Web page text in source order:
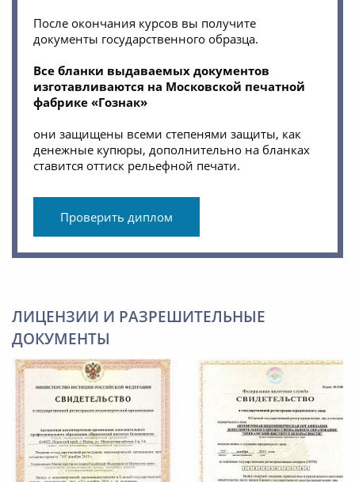
После окончания курсов вы получите
документы государственного образца.
Все бланки выдаваемых документов
изготавливаются на Московской печатной
фабрике «Гознак»
они защищены всеми степенями защиты, как
денежные купюры, дополнительно на бланках
ставится оттиск рельефной печати.
Проверить диплом
ЛИЦЕНЗИИ И РАЗРЕШИТЕЛЬНЫЕ
ДОКУМЕНТЫ